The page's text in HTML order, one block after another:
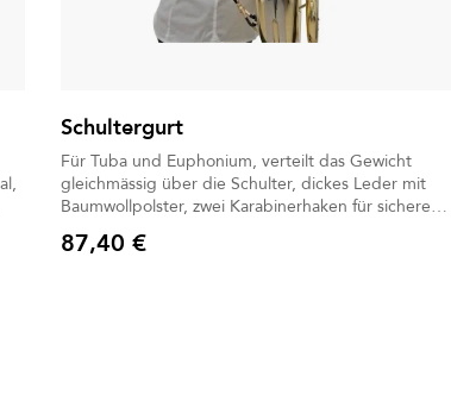
Schultergurt
Für Tuba und Euphonium, verteilt das Gewicht
gleichmässig über die Schulter, dickes Leder mit
Baumwollpolster, zwei Karabinerhaken für sicheren
Halt
Preis
87,40 €